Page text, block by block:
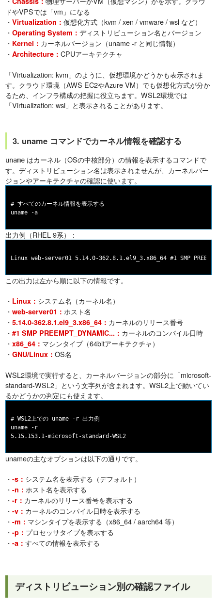
ドやVPSでは「vm」になる
・Virtualization：仮想化方式（kvm / xen / vmware / wsl など）
・Operating System：ディストリビューション名とバージョン
・ Kernel： カーネルバージョン（uname -r と同じ情報）
・Architecture：CPUアーキテクチャ
「Virtualization: kvm」のように、仮想環境かどうかも表示されま
す。クラウド環境（AWS EC2やAzure VM）でも仮想化方式が分か
るため、インフラ構成の把握に役立ちます。WSL2環境では
「Virtualization: wsl」と表示されることがあります。
3. uname コマンドでカーネル情報を確認する
uname はカーネル（OSの中核部分）の情報を表示するコマンドで
す。ディストリビューション名は表示されませんが、カーネルバー
ジョンやアーキテクチャの確認に使います。
# すべてのカーネル情報を表示する
出力例（RHEL 9系）：
この出力は左から順に以下の情報です。
・ Linux： システム名（カーネル名）
・web-server01：ホスト名
・5.14.0-362.8.1.el9_3.x86_64： カーネルのリリース番号
・#1 SMP PREEMPT_DYNAMIC...： カーネルのコンパイル日時
・x86_64： マシンタイプ（64bitアーキテクチャ）
・GNU/Linux：OS名
WSL2環境で実行すると、カーネルバージョンの部分に「microsoft-
standard-WSL2」という文字列が含まれます。WSL2上で動いてい
るかどうかの判定にも使えます。
# WSL2上での uname -r 出力例
uname -r
unameの主なオプションは以下の通りです。
・-s： システム名を表示する（デフォルト）
・-n：ホスト名を表示する
・-r： カーネルのリリース番号を表示する
・-v： カーネルのコンパイル日時を表示する
・-m： マシンタイプを表示する（x86_64 / aarch64 等）
・-p： プロセッサタイプを表示する
・-a：すべての情報を表示する
ディストリビューション別の確認ファイル